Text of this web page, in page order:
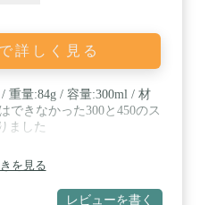
詳しく見る
重量:84g / 容量:300ml / 材
できなかった300と450のス
ました
を見る
レビューを書く